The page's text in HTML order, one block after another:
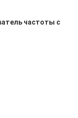
частоты с